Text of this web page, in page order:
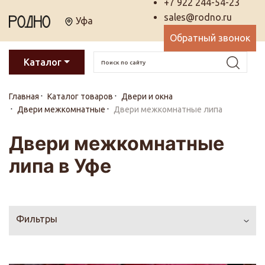
Уфа
+7 922 244-54-23
sales@rodno.ru
Обратный звонок
Каталог
Главная Каталог товаров
Двери и окна
Двери межкомнатные
Двери межкомнатные липа
Двери межкомнатные
липа в Уфе
Фильтры